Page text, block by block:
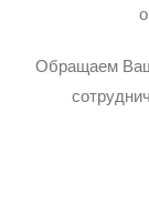
Обращаем